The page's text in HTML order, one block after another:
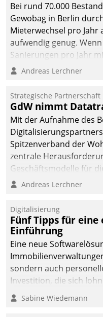
Bei rund 70.000
Gewobag in Berlin
Mieterwechsel pro Jahr
aufwendig genug.
Sanierungen pro Jahr
Betreuungs- und
kommunale
gemeinsam mit der
Teilprozess der
Andreas Lerchner
Strategische Partnerschaft
GdW nimmt
Mit der Aufnahme des
Spitzenverband der
zentrale
Geschäftsmodelle für
entwickeln.
Andreas Lerchner
Digitalisierung
Fünf Tipps für
Einführung
Eine neue
sondern auch
Investition, die sich
nachhaltige
dieses Ziel erreicht
Sabine Wiedemann